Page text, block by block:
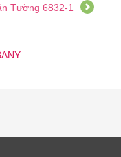
Tường 6832-1